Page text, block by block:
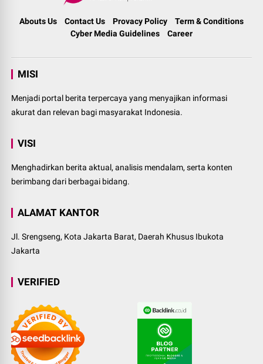
Abouts Us Contact Us Provacy Policy
Term & Conditions
Cyber Media Guidelines
Career
MISI
Menjadi portal berita terpercaya yang menyajikan informasi
akurat dan relevan bagi masyarakat Indonesia.
VISI
Menghadirkan berita aktual, analisis mendalam, serta konten
berimbang dari berbagai bidang.
ALAMAT KANTOR
Jl. Srengseng, Kota Jakarta Barat, Daerah Khusus Ibukota
Jakarta
VERIFIED